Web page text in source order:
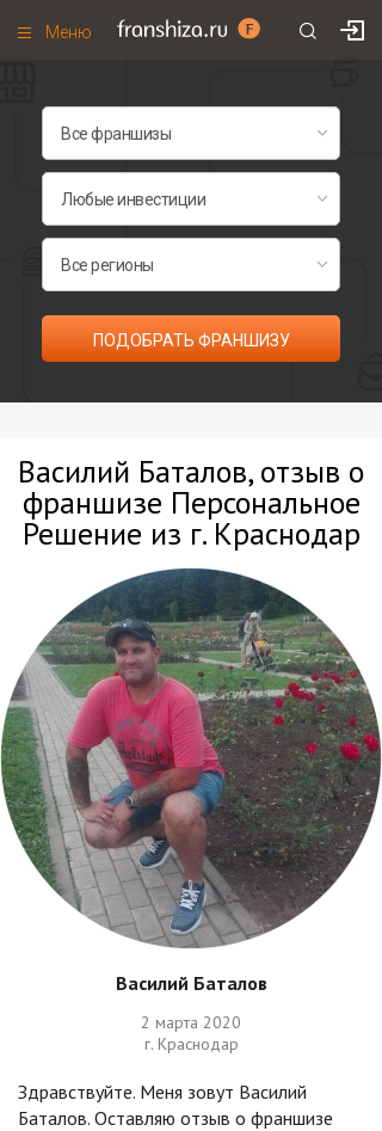
Меню
Франшизы по категориям
ПОДОБРАТЬ ФРАНШИЗУ
Василий Баталов, отзыв о
франшизе Персональное
Решение из г. Краснодар
Василий Баталов
2 марта 2020
г. Краснодар
Здравствуйте. Меня зовут Василий
Баталов. Оставляю отзыв о франшизе